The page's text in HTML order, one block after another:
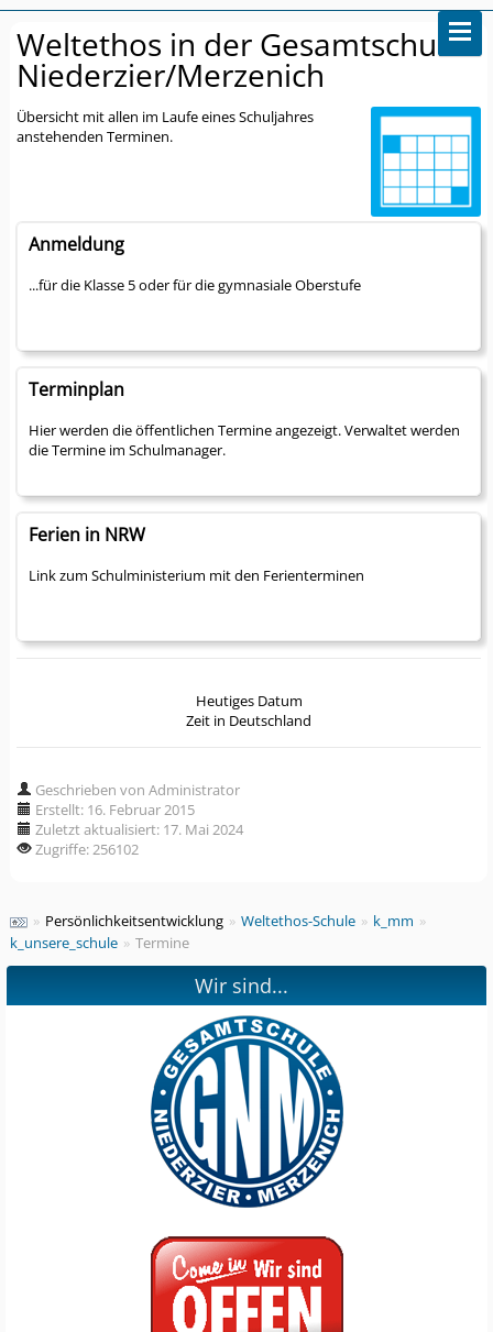
Weltethos in der Gesamtschule
Niederzier/Merzenich
Übersicht mit allen im Laufe eines Schuljahres
anstehenden Terminen.
Anmeldung
...für die Klasse 5 oder für die gymnasiale Oberstufe
Terminplan
Hier werden die öffentlichen Termine angezeigt. Verwaltet werden
die Termine im Schulmanager.
Ferien in NRW
Link zum Schulministerium mit den Ferienterminen
Heutiges Datum
Zeit in Deutschland
Geschrieben von Administrator
Erstellt: 16. Februar 2015
Zuletzt aktualisiert: 17. Mai 2024
Zugriffe: 256102
» Persönlichkeitsentwicklung » Weltethos-Schule » k_mm »
k_unsere_schule » Termine
Wir sind...